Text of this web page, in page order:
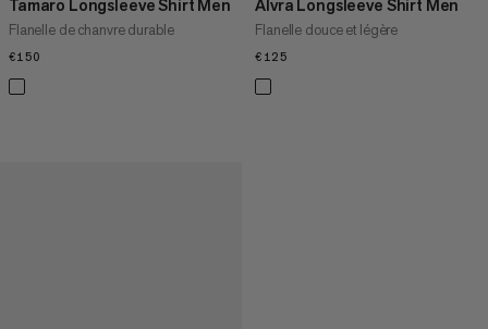
Tamaro Longsleeve Shirt Men
Flanelle de chanvre durable
€150
Alvra Longsleeve Shirt Men
Flanelle douce et légère
€125